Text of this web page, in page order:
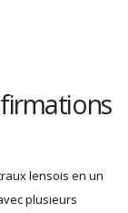
lensois en un
plusieurs